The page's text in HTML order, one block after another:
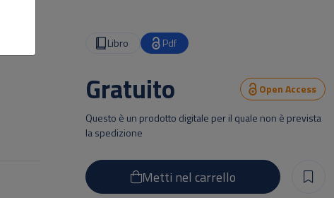
Libro Pdf
Gratuito Open Access
Metti nel carrello
Questo è un prodotto digitale per il quale non è prevista
la spedizione